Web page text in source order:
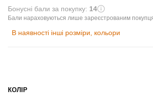
Бонусні бали за покупку: 14
Бали нараховуються лише зареєстрованим
В наявності інші розміри, кольори
КОЛІР